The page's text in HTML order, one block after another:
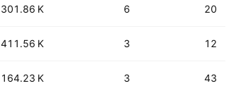
301.86 K 6 20
411.56 K 3 12
164.23 K 3 43